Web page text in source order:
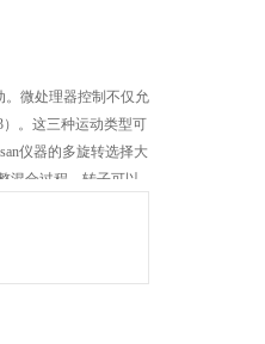
。微处理器控制不仅允
。这三种运动类型可
仪器的多旋转选择大
混合过程。转子可以